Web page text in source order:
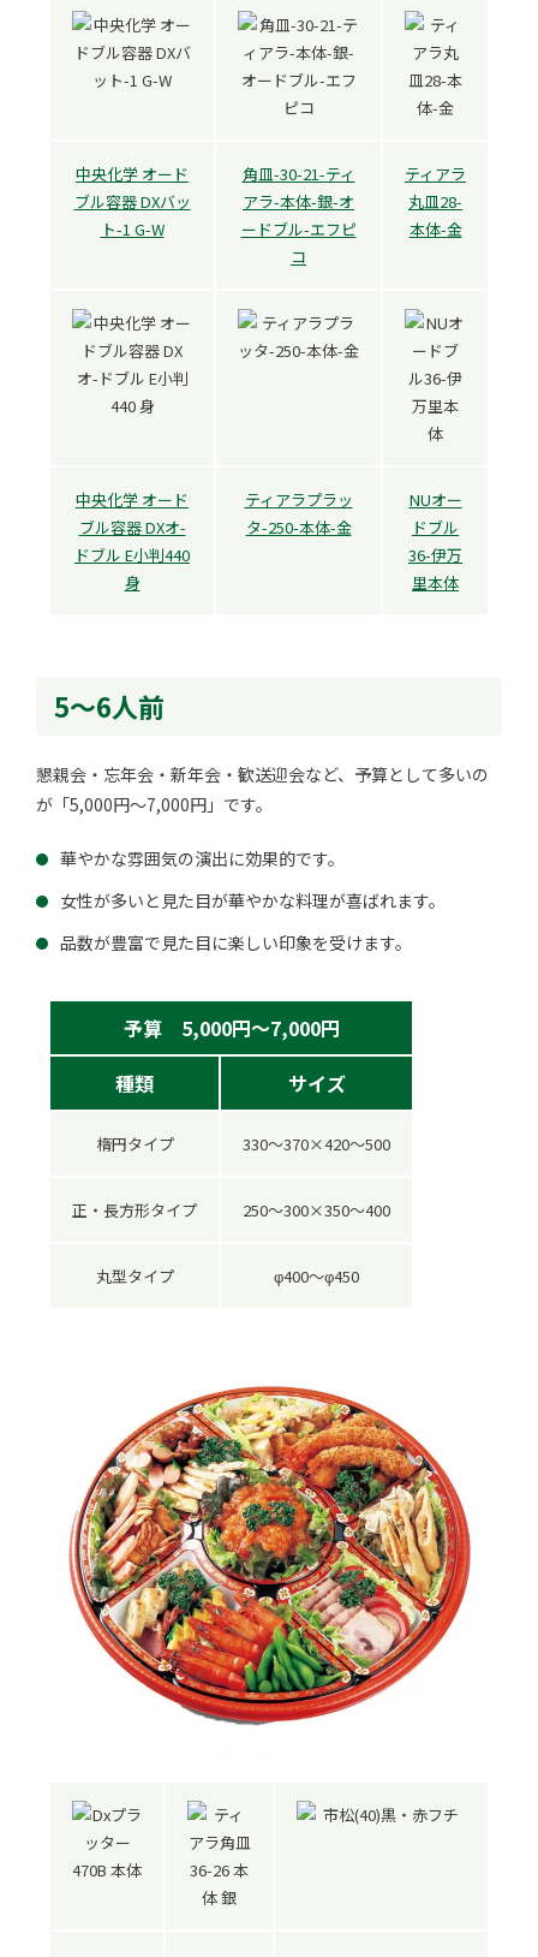
中央化学 オード
ブル容器 DXバッ
ト-1 G-W
角皿-30-21-ティ
アラ-本体-銀-オ
ードブル-エフピ
コ
ティアラ
丸皿28-
本体-金
中央化学 オード
ブル容器 DXオ-
ドブル E小判440
身
ティアラプラッ
タ-250-本体-金
NUオー
ドブル
36-伊万
里本体
5～6人前
懇親会・忘年会・新年会・歓送迎会など、予算として多いの
が「5,000円～7,000円」です。
華やかな雰囲気の演出に効果的です。
女性が多いと見た目が華やかな料理が喜ばれます。
品数が豊富で見た目に楽しい印象を受けます。
予算 5,000円～7,000円
種類
サイズ
楕円タイプ 330～370×420～500
正・長方形タイプ 250～300×350～400
丸型タイプ φ400～φ450